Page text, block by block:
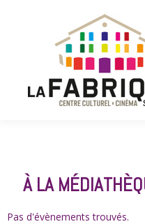
À LA
Pas d'évènements trouvés.